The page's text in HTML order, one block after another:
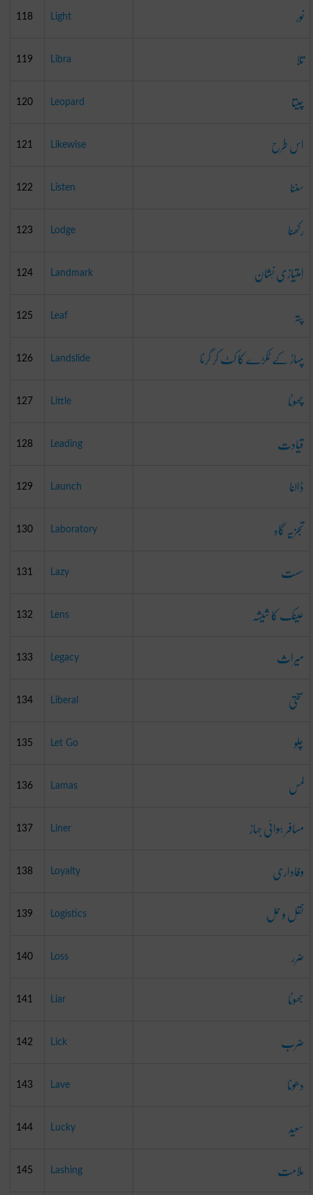
118 Light نور
119 Libra تلا
120 Leopard چیتا
121 Likewise اس طرح
122 Listen سننا
123 Lodge رکھنا
124 Landmark اِمتیازی نِشان
125 Leaf پتہ
126 Landslide پہاڑ کے ٹکڑے کا کٹ کر گرنا
127 Little چھوٹا
128 Leading قیادت
129 Launch ڈالنا
130 Laboratory تجزیہ گاہ
131 Lazy سست
132 Lens عینک کا شیشہ
133 Legacy میراث
134 Liberal سختی
135 Let Go چلو
136 Lamas لمس
137 Liner مسافر ہوائی جہاز
138 Loyalty وفاداری
139 Logistics نقل و حمل
140 Loss ضرر
141 Liar جھوٹا
142 Lick ضرب
143 Lave دھونا
144 Lucky سعید
145 Lashing ملامت